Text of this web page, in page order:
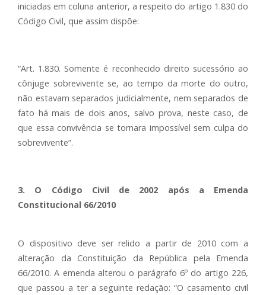
iniciadas em coluna anterior, a respeito do artigo 1.830 do
Código Civil, que assim dispõe:
“Art. 1.830. Somente é reconhecido direito sucessório ao
cônjuge sobrevivente se, ao tempo da morte do outro,
não estavam separados judicialmente, nem separados de
fato há mais de dois anos, salvo prova, neste caso, de
que essa convivência se tornara impossível sem culpa do
sobrevivente”.
3. O Código Civil de 2002 após a Emenda
Constitucional 66/2010
O dispositivo deve ser relido a partir de 2010 com a
alteração da Constituição da República pela Emenda
66/2010. A emenda alterou o parágrafo 6º do artigo 226,
que passou a ter a seguinte redação: “O casamento civil